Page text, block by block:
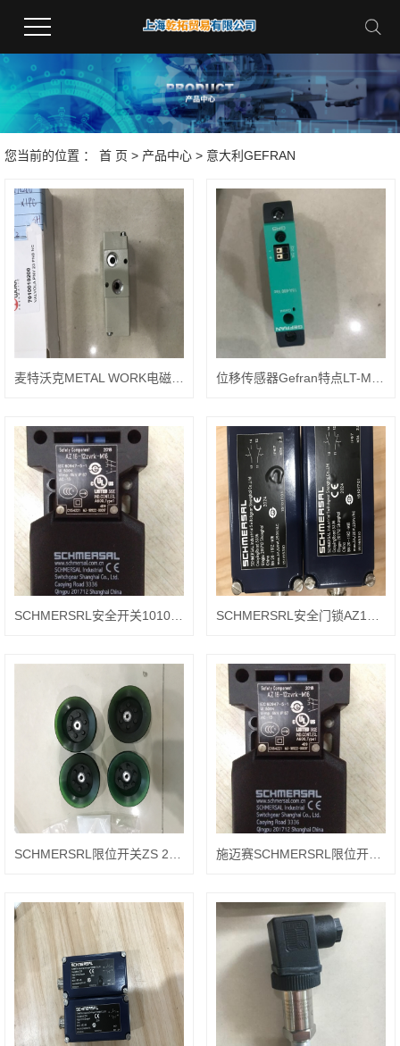
您当前的位置 ： 首 页 > 产品中心 > 意大利GEFRAN
SCHMERSRL安全开关101023561 TZG01/110 SCHMERSRL安全门锁AZ15ZVRK-M16
施迈赛SCHMERSRL限位开关Z4V10H 335-11Z-1183